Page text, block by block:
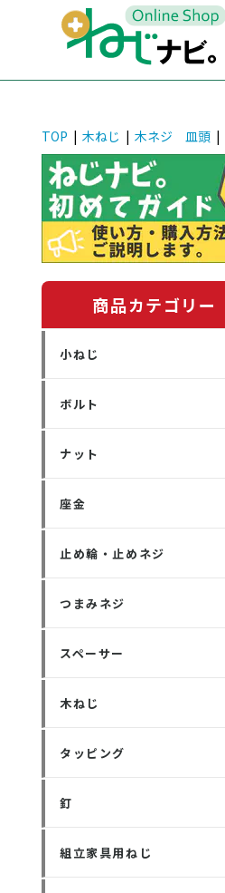
TOP | 木ねじ | 木ネジ 皿頭 |
商品カテゴリー
小ねじ
ボルト
ナット
座金
止め輪・止めネジ
つまみネジ
スペーサー
木ねじ
タッピング
釘
組立家具用ねじ